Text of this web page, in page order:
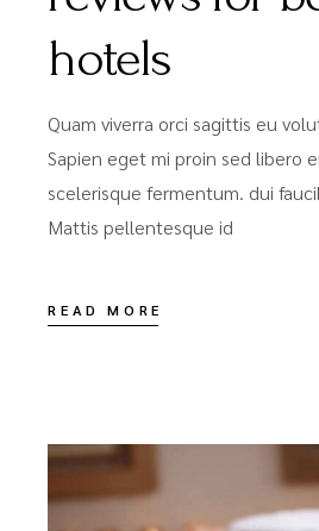
hotels
Quam viverra orci sagittis eu
Sapien eget mi proin sed libero
scelerisque fermentum. dui
Mattis pellentesque id
READ MORE